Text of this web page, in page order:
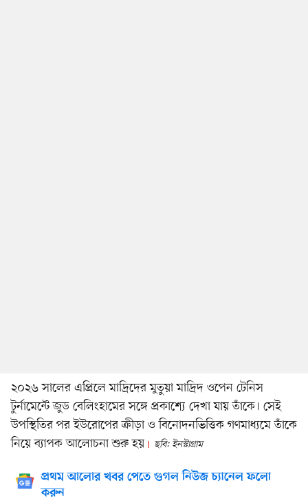
২০২৬ সালের এপ্রিলে মাদ্রিদের মুতুয়া মাদ্রিদ ওপেন টেনিস
টুর্নামেন্টে জুড বেলিংহামের সঙ্গে প্রকাশ্যে দেখা যায় তাঁকে। সেই
উপস্থিতির পর ইউরোপের ক্রীড়া ও বিনোদনভিত্তিক গণমাধ্যমে তাঁকে
নিয়ে ব্যাপক আলোচনা শুরু হয়
ছবি: ইনস্টাগ্রাম
প্রথম আলোর খবর পেতে গুগল নিউজ চ্যানেল ফলো
করুন